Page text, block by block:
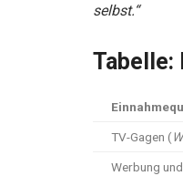
selbst.“
Tabelle:
TV-Gagen (
Werbung